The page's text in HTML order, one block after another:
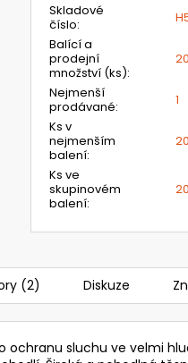
Skladové
číslo:
Balící a
prodejní
množství (ks):
20
Nejmenší
prodávané:
1
Ks v
nejmenším
balení:
20
Ks ve
skupinovém
balení:
20
(2) Diskuze
ochranu sluchu ve velmi